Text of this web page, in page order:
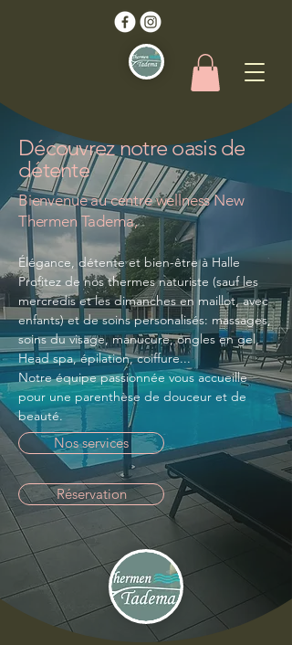
Découvrez notre oasis de
détente
Bienvenue au centre wellness New
Thermen Tadema,
Élégance, détente et bien-être à Halle
Profitez de nos thermes naturiste (sauf les
mercredis et les dimanches en maillot, avec
enfants) et de soins personalisés: massages,
soins du visage, manucure, ongles en gel,
Head spa, épilation, coiffure...
Notre équipe passionnée vous accueille
pour une parenthèse de douceur et de
beauté.
Nos services
Réservation